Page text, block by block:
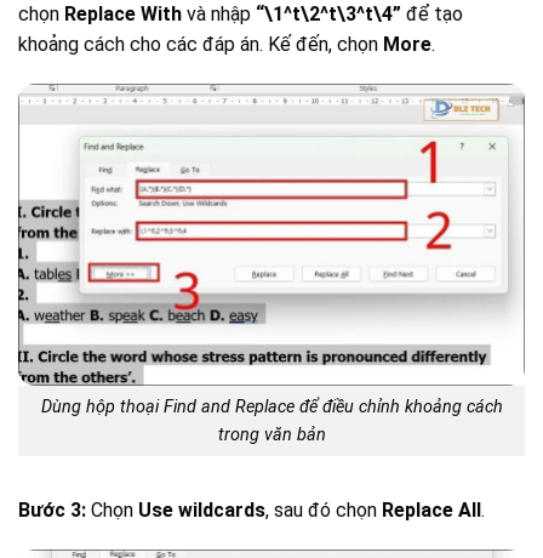
chọn Replace With và nhập “\1^t\2^t\3^t\4” để tạo
khoảng cách cho các đáp án. Kế đến, chọn More.
Dùng hộp thoại Find and Replace để điều chỉnh khoảng cách
trong văn bản
Bước 3: Chọn Use wildcards, sau đó chọn Replace All.